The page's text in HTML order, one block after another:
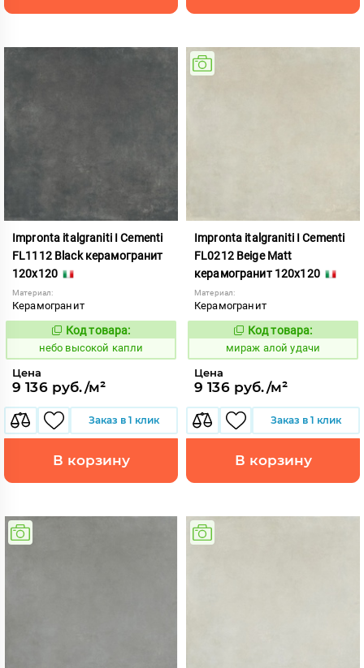
Impronta italgraniti I Cementi
FL1112 Black керамогранит
120x120
Материал:
Керамогранит
1111412
Код товара:
небо высокой капли
Цена
9 136 руб./м²
Заказ в 1 клик
В корзину
Impronta italgraniti I Cementi
FL0212 Beige Matt
керамогранит 120x120
Материал:
Керамогранит
984610
Код товара:
мираж алой удачи
Цена
9 136 руб./м²
Заказ в 1 клик
В корзину